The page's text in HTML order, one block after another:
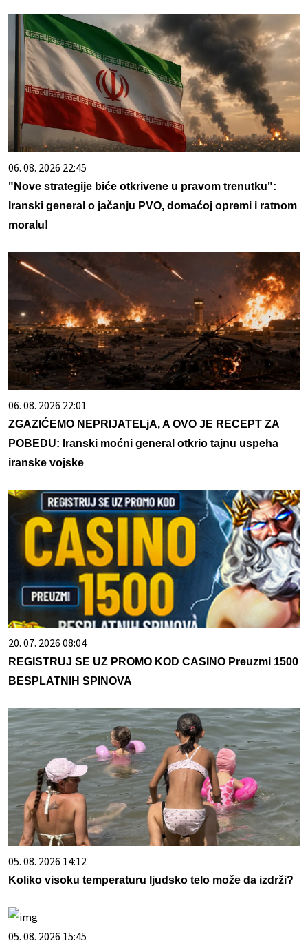
06. 08. 2026 22:45
"Nove strategije biće otkrivene u pravom trenutku":
Iranski general o jačanju PVO, domaćoj opremi i ratnom
moralu!
06. 08. 2026 22:01
ZGAZIĆEMO NEPRIJATELjA, A OVO JE RECEPT ZA
POBEDU: Iranski moćni general otkrio tajnu uspeha
iranske vojske
20. 07. 2026 08:04
REGISTRUJ SE UZ PROMO KOD CASINO Preuzmi 1500
BESPLATNIH SPINOVA
05. 08. 2026 14:12
Koliko visoku temperaturu ljudsko telo može da izdrži?
05. 08. 2026 15:45